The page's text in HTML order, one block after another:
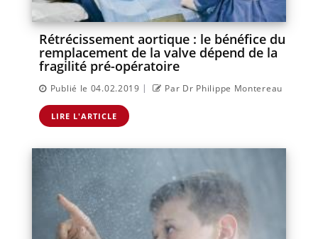
Rétrécissement aortique : le bénéfice du
remplacement de la valve dépend de la
fragilité pré-opératoire
Publié le 04.02.2019 | Par Dr Philippe Montereau
LIRE L'ARTICLE